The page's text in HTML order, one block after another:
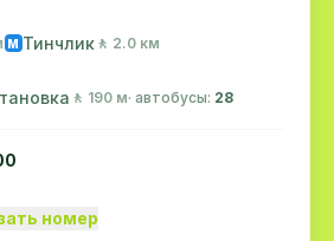
M Тинчлик 🚶 2.0 км
🚶 190 м· автобусы: 28
номер